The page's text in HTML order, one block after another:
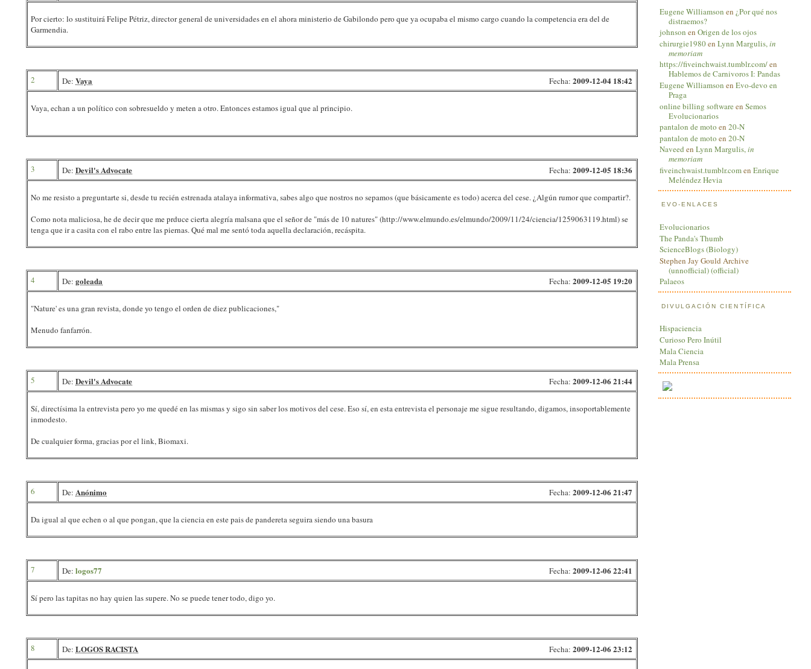
Por cierto: lo sustituirá Felipe Pétriz, director general de universidades en el ahora ministerio de Gabilondo pero que ya ocupaba el mismo cargo cuando la competencia era del de
Garmendia.
2 De: Vaya Fecha: 2009-12-04 18:42
Vaya, echan a un político con sobresueldo y meten a otro. Entonces estamos igual que al principio.
3 De: Devil's Advocate Fecha: 2009-12-05 18:36
No me resisto a preguntarte si, desde tu recién estrenada atalaya informativa, sabes algo que nostros no sepamos (que básicamente es todo) acerca del cese. ¿Algún rumor que compartir?.
Como nota maliciosa, he de decir que me prduce cierta alegría malsana que el señor de "más de 10 natures" (http://www.elmundo.es/elmundo/2009/11/24/ciencia/1259063119.html) se
tenga que ir a casita con el rabo entre las piernas. Qué mal me sentó toda aquella declaración, recáspita.
4 De: goleada Fecha: 2009-12-05 19:20
"Nature' es una gran revista, donde yo tengo el orden de diez publicaciones,"
Menudo fanfarrón.
5 De: Devil's Advocate Fecha: 2009-12-06 21:44
Sí, directísima la entrevista pero yo me quedé en las mismas y sigo sin saber los motivos del cese. Eso sí, en esta entrevista el personaje me sigue resultando, digamos, insoportablemente
inmodesto.
De cualquier forma, gracias por el link, Biomaxi.
6 De: Anónimo Fecha: 2009-12-06 21:47
Da igual al que echen o al que pongan, que la ciencia en este pais de pandereta seguira siendo una basura
7 De: logos77 Fecha: 2009-12-06 22:41
Sí pero las tapitas no hay quien las supere. No se puede tener todo, digo yo.
8 De: LOGOS RACISTA Fecha: 2009-12-06 23:12
Eugene Williamson en ¿Por qué nos
distraemos?
johnson en Origen de los ojos
chirurgie1980en Lynn Margulis,in
memoriam
https://fiveinchwaist.tumblr.com/en
Hablemos de Carnivoros I: Pandas
Eugene Williamson en Evo-devo en
Praga
online billing software en Semos
Evolucionarios
pantalon de moto en 20-N
pantalon de moto en 20-N
Naveed en Lynn Margulis,in
memoriam
fiveinchwaist.tumblr.comen Enrique
Meléndez Hevia
EVO-ENLACES
Evolucionarios
The Panda's Thumb
ScienceBlogs (Biology)
Stephen Jay Gould Archive
(unnofficial)(official)
Palaeos
DIVULGACIÓN CIENTÍFICA
Hispaciencia
Curioso Pero Inútil
Mala Ciencia
Mala Prensa